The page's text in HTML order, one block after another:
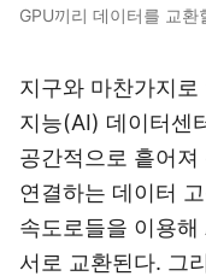
GPU끼리 데이터를 교
지구와 마찬가지
지능(AI) 데이터센
공간적으로 흩어
연결하는 데이터
속도로들을 이용
서로 교환된다. 그